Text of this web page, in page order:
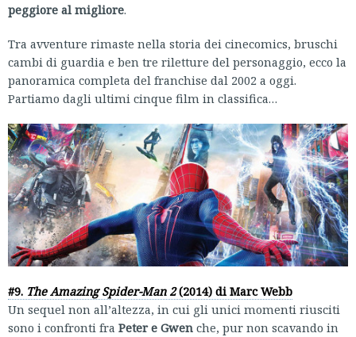
peggiore al migliore.
Tra avventure rimaste nella storia dei cinecomics, bruschi
cambi di guardia e ben tre riletture del personaggio, ecco la
panoramica completa del franchise dal 2002 a oggi.
Partiamo dagli ultimi cinque film in classifica…
#9. The Amazing Spider-Man 2(2014) di Marc Webb
Un sequel non all’altezza, in cui gli unici momenti riusciti
sono i confronti fra Peter e Gwen che, pur non scavando in